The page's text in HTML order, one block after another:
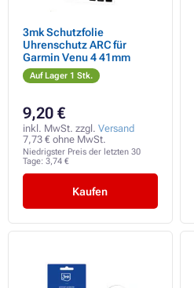
3mk Schutzfolie
Uhrenschutz ARC für
Garmin Venu 4 41mm
Auf Lager 1 Stk.
9,20 €
inkl. MwSt. zzgl. Versand
7,73 € ohne MwSt.
Niedrigster Preis der letzten 30
Tage: 3,74 €
Kaufen